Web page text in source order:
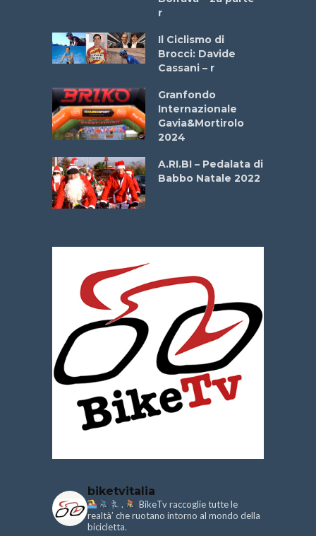
r
Il Ciclismo di
Brocci: Davide
Cassani – r
Granfondo
Internazionale
Gavia&Mortirolo
2024
A.RI.BI – Pedalata di
Babbo Natale 2022
biketvitalia
.
BikeTv raccoglie tutte le
realtà’ che ruotano intorno al mondo della
bicicletta.